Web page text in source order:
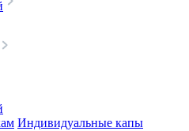
Индивидуальные капы